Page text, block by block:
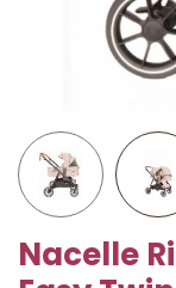
Nacelle